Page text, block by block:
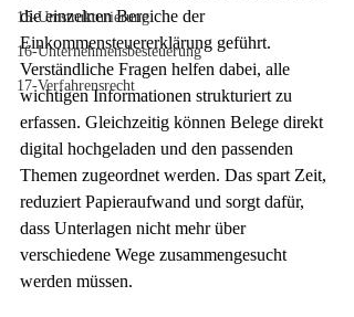
15-Umstrukturierung
16-Unternehmensbesteuerung
17-Verfahrensrecht
die einzelnen Bereiche der
Einkommensteuererklärung geführt.
Verständliche Fragen helfen dabei, alle
wichtigen Informationen strukturiert zu
erfassen. Gleichzeitig können Belege direkt
digital hochgeladen und den passenden
Themen zugeordnet werden. Das spart Zeit,
reduziert Papieraufwand und sorgt dafür,
dass Unterlagen nicht mehr über
verschiedene Wege zusammengesucht
werden müssen.